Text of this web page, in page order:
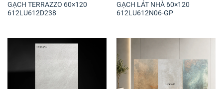
GẠCH TERRAZZO 60×120
612LU612D238
GẠCH LÁT NHÀ 60×120
612LU612N06-GP